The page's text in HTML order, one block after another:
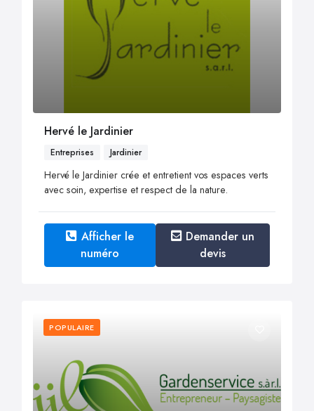
Hervé le Jardinier
Entreprises Jardinier
Hervé le Jardinier crée et entretient vos espaces verts
avec soin, expertise et respect de la nature.
Afficher le
numéro
Demander un
devis
POPULAIRE